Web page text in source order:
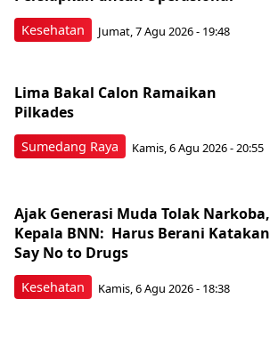
Kesehatan Jumat, 7 Agu 2026 - 19:48
Sumedang Raya
Lima Bakal Calon Ramaikan
Pilkades
Kamis, 6 Agu 2026 - 20:55
Kesehatan
Ajak Generasi Muda Tolak Narkoba,
Kepala BNN: Harus Berani Katakan
Say No to Drugs
Kamis, 6 Agu 2026 - 18:38